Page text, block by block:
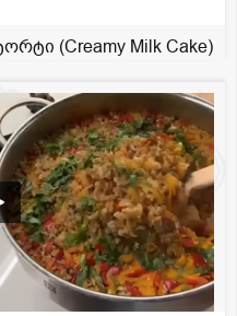
(Creamy Milk Cake)